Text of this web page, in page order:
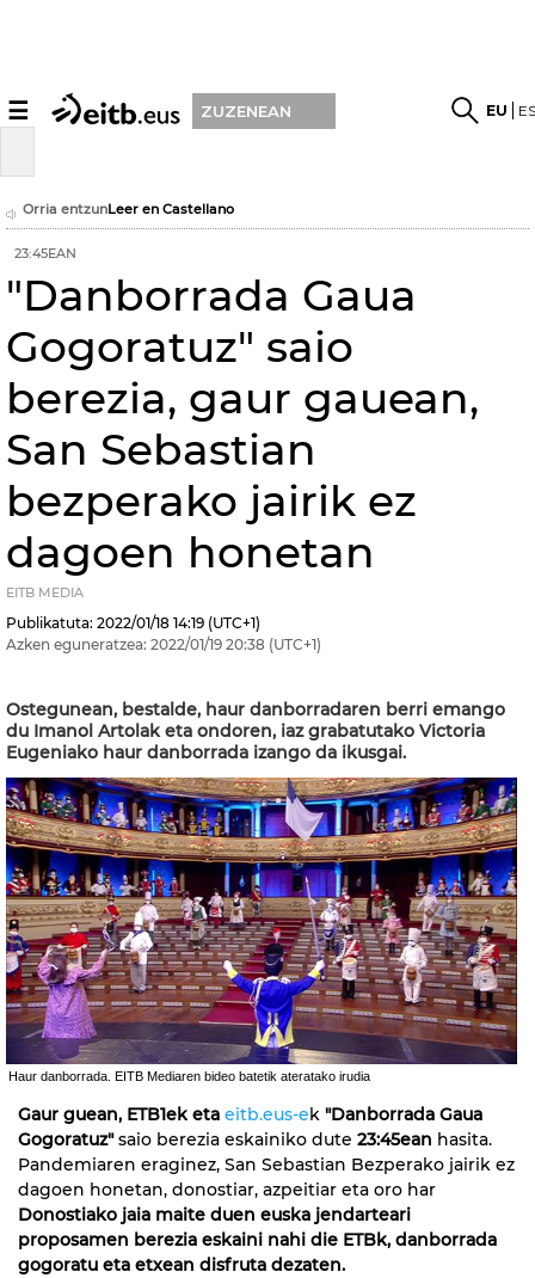
☰ ZUZENEAN EU
Orria entzunLeer en Castellano
23:45EAN
"Danborrada Gaua
Gogoratuz" saio
berezia, gaur gauean,
San Sebastian
bezperako jairik ez
dagoen honetan
EITB MEDIA
Publikatuta: 2022/01/18 14:19 (UTC+1)
Azken eguneratzea: 2022/01/19 20:38 (UTC+1)
Ostegunean, bestalde, haur danborradaren berri emango
du Imanol Artolak eta ondoren, iaz grabatutako Victoria
Eugeniako haur danborrada izango da ikusgai.
Haur danborrada. EITB Mediaren bideo batetik ateratako irudia
Gaur guean, ETB1ek eta eitb.eus-ek "Danborrada Gaua
Gogoratuz"saio berezia eskainiko dute 23:45ean hasita.
Pandemiaren eraginez, San Sebastian Bezperako jairik ez
dagoen honetan, donostiar, azpeitiar eta oro har
Donostiako jaia maite duen euska jendarteari
proposamen berezia eskaini nahi die ETBk, danborrada
gogoratu eta etxean disfruta dezaten.